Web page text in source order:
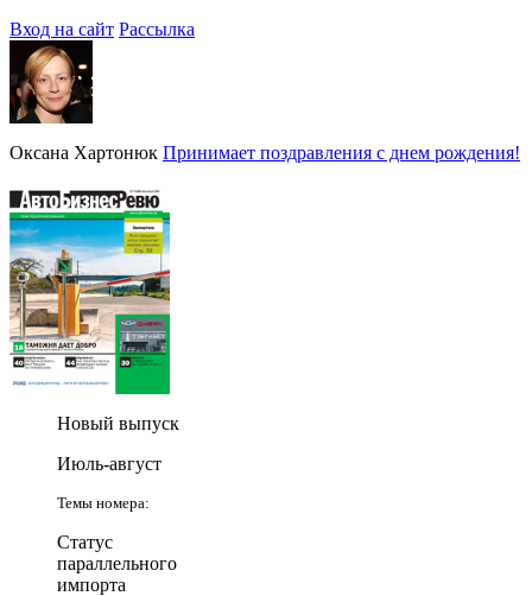
Вход на сайт Рассылка
Оксана Хартонюк Принимает поздравления с днем рождения!
Новый выпуск
Июль-август
Темы номера:
Статус
параллельного
импорта